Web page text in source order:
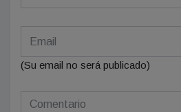
(Su email no será publicado)